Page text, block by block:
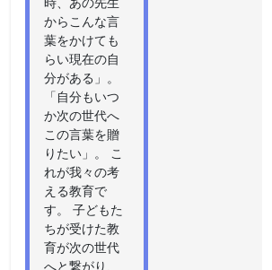
からこんな言
葉をかけても
らい現在の自
分がある」。
「自分もいつ
か次の世代へ
この言葉を贈
りたい」。 こ
れが我々の考
える教育で
す。 子どもた
ちが受けた教
育が次の世代
へと繋がり、